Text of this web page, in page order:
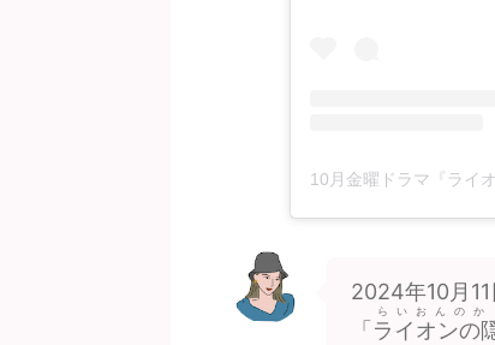
2024年10月
「 ライオンの
らいおんのか